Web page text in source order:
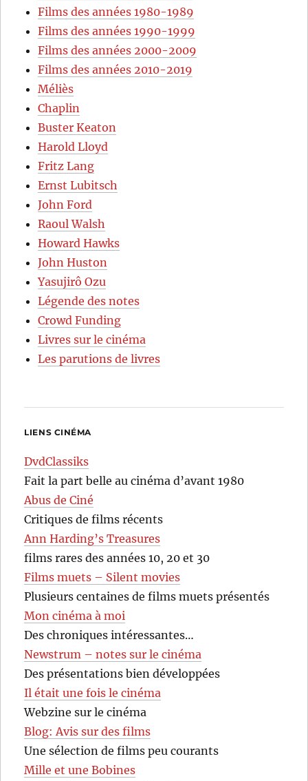
Films des années 1980-1989
Films des années 1990-1999
Films des années 2000-2009
Films des années 2010-2019
Méliès
Chaplin
Buster Keaton
Harold Lloyd
Fritz Lang
Ernst Lubitsch
John Ford
Raoul Walsh
Howard Hawks
John Huston
Yasujirô Ozu
Légende des notes
Crowd Funding
Livres sur le cinéma
Les parutions de livres
LIENS CINÉMA
DvdClassiks
Fait la part belle au cinéma d’avant 1980
Abus de Ciné
Critiques de films récents
Ann Harding’s Treasures
films rares des années 10, 20 et 30
Films muets – Silent movies
Plusieurs centaines de films muets présentés
Mon cinéma à moi
Des chroniques intéressantes…
Newstrum – notes sur le cinéma
Des présentations bien développées
Il était une fois le cinéma
Webzine sur le cinéma
Blog: Avis sur des films
Une sélection de films peu courants
Mille et une Bobines